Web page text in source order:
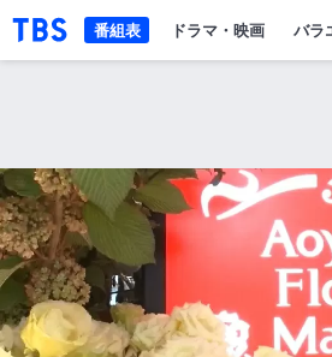
「TBSテレビ」トップページ
ドラマ・映画 バラ
番組表